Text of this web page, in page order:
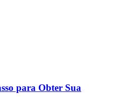
para Obter Sua